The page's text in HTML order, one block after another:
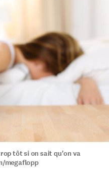
tôt si on sait qu'on va
megaflopp